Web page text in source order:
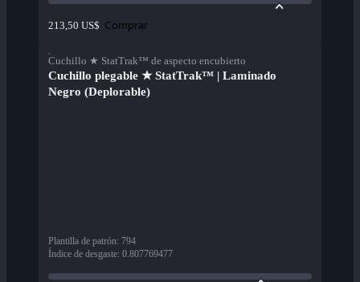
213,50 US$ Comprar
Cuchillo ★ StatTrak™ de aspecto encubierto
Cuchillo plegable ★ StatTrak™ | Laminado
Negro (Deplorable)
Plantilla de patrón: 794
Índice de desgaste: 0.807769477